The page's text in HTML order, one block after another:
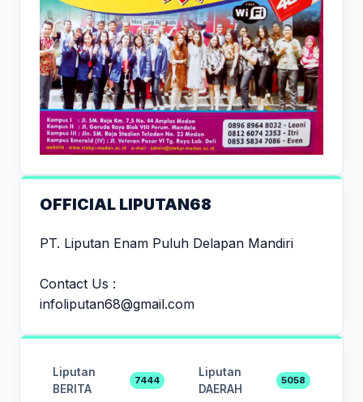
OFFICIAL LIPUTAN68
PT. Liputan Enam Puluh Delapan Mandiri
Contact Us :
infoliputan68@gmail.com
Liputan
BERITA
7444
Liputan
DAERAH
5058